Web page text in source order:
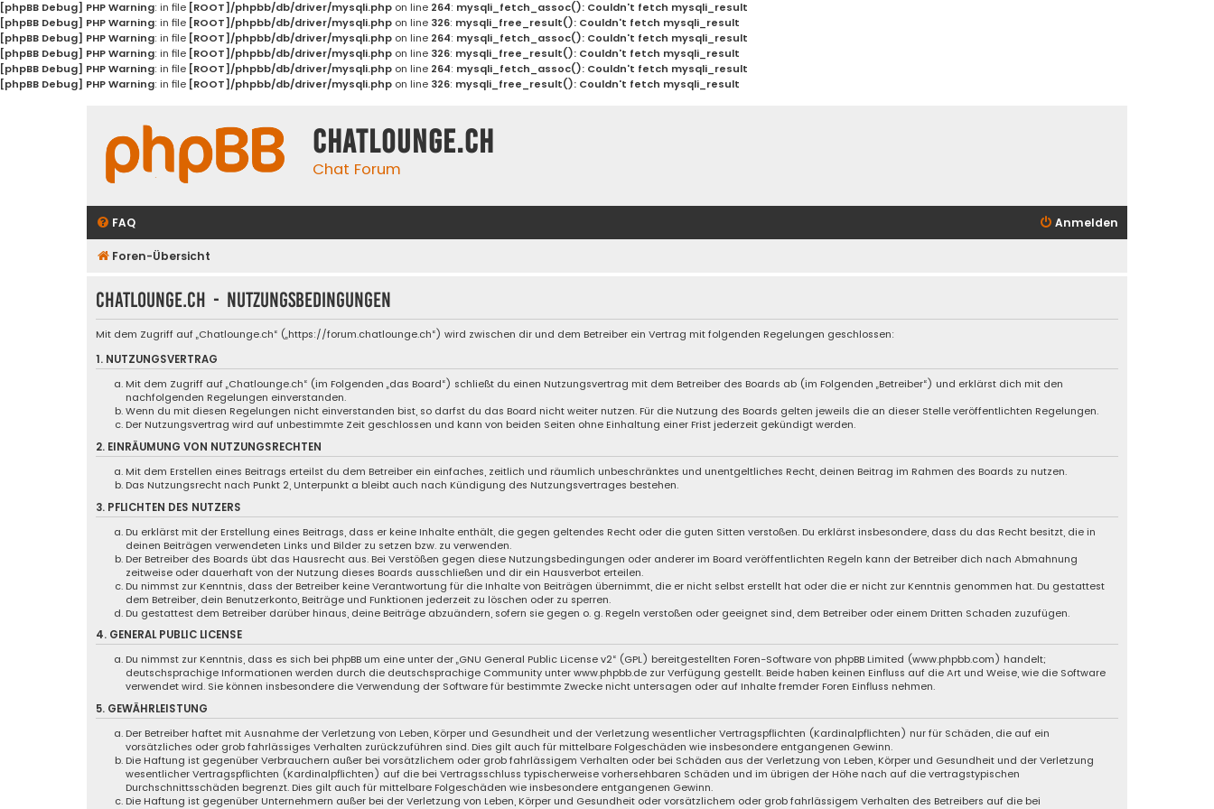
[phpBB Debug] PHP Warning: in file [ROOT]/phpbb/db/driver/mysqli.php on line 264: mysqli_fetch_assoc(): Couldn't fetch mysqli_result
[phpBB Debug] PHP Warning: in file [ROOT]/phpbb/db/driver/mysqli.php on line 326: mysqli_free_result(): Couldn't fetch mysqli_result
[phpBB Debug] PHP Warning: in file [ROOT]/phpbb/db/driver/mysqli.php on line 264: mysqli_fetch_assoc(): Couldn't fetch mysqli_result
[phpBB Debug] PHP Warning: in file [ROOT]/phpbb/db/driver/mysqli.php on line 326: mysqli_free_result(): Couldn't fetch mysqli_result
[phpBB Debug] PHP Warning: in file [ROOT]/phpbb/db/driver/mysqli.php on line 264: mysqli_fetch_assoc(): Couldn't fetch mysqli_result
[phpBB Debug] PHP Warning: in file [ROOT]/phpbb/db/driver/mysqli.php on line 326: mysqli_free_result(): Couldn't fetch mysqli_result
Chatlounge.ch
Chat Forum
FAQ Anmelden
Foren-Übersicht
Chatlounge.ch - Nutzungsbedingungen
Mit dem Zugriff auf „Chatlounge.ch“ („https://forum.chatlounge.ch“) wird zwischen dir und dem Betreiber ein Vertrag mit folgenden Regelungen geschlossen:
1. NUTZUNGSVERTRAG
Mit dem Zugriff auf „Chatlounge.ch“ (im Folgenden „das Board“) schließt du einen Nutzungsvertrag mit dem Betreiber des Boards ab (im Folgenden „Betreiber“) und erklärst dich mit den
nachfolgenden Regelungen einverstanden.
Wenn du mit diesen Regelungen nicht einverstanden bist, so darfst du das Board nicht weiter nutzen. Für die Nutzung des Boards gelten jeweils die an dieser Stelle veröffentlichten Regelungen.
Der Nutzungsvertrag wird auf unbestimmte Zeit geschlossen und kann von beiden Seiten ohne Einhaltung einer Frist jederzeit gekündigt werden.
2. EINRÄUMUNG VON NUTZUNGSRECHTEN
Mit dem Erstellen eines Beitrags erteilst du dem Betreiber ein einfaches, zeitlich und räumlich unbeschränktes und unentgeltliches Recht, deinen Beitrag im Rahmen des Boards zu nutzen.
Das Nutzungsrecht nach Punkt 2, Unterpunkt a bleibt auch nach Kündigung des Nutzungsvertrages bestehen.
3. PFLICHTEN DES NUTZERS
Du erklärst mit der Erstellung eines Beitrags, dass er keine Inhalte enthält, die gegen geltendes Recht oder die guten Sitten verstoßen. Du erklärst insbesondere, dass du das Recht besitzt, die in
deinen Beiträgen verwendeten Links und Bilder zu setzen bzw. zu verwenden.
Der Betreiber des Boards übt das Hausrecht aus. Bei Verstößen gegen diese Nutzungsbedingungen oder anderer im Board veröffentlichten Regeln kann der Betreiber dich nach Abmahnung
zeitweise oder dauerhaft von der Nutzung dieses Boards ausschließen und dir ein Hausverbot erteilen.
Du nimmst zur Kenntnis, dass der Betreiber keine Verantwortung für die Inhalte von Beiträgen übernimmt, die er nicht selbst erstellt hat oder die er nicht zur Kenntnis genommen hat. Du gestattest
dem Betreiber, dein Benutzerkonto, Beiträge und Funktionen jederzeit zu löschen oder zu sperren.
Du gestattest dem Betreiber darüber hinaus, deine Beiträge abzuändern, sofern sie gegen o. g. Regeln verstoßen oder geeignet sind, dem Betreiber oder einem Dritten Schaden zuzufügen.
4. GENERAL PUBLIC LICENSE
Du nimmst zur Kenntnis, dass es sich bei phpBB um eine unter der „GNU General Public License v2“ (GPL) bereitgestellten Foren-Software von phpBB Limited (www.phpbb.com) handelt;
deutschsprachige Informationen werden durch die deutschsprachige Community unter www.phpbb.de zur Verfügung gestellt. Beide haben keinen Einfluss auf die Art und Weise, wie die Software
verwendet wird. Sie können insbesondere die Verwendung der Software für bestimmte Zwecke nicht untersagen oder auf Inhalte fremder Foren Einfluss nehmen.
5. GEWÄHRLEISTUNG
Der Betreiber haftet mit Ausnahme der Verletzung von Leben, Körper und Gesundheit und der Verletzung wesentlicher Vertragspflichten (Kardinalpflichten) nur für Schäden, die auf ein
vorsätzliches oder grob fahrlässiges Verhalten zurückzuführen sind. Dies gilt auch für mittelbare Folgeschäden wie insbesondere entgangenen Gewinn.
Die Haftung ist gegenüber Verbrauchern außer bei vorsätzlichem oder grob fahrlässigem Verhalten oder bei Schäden aus der Verletzung von Leben, Körper und Gesundheit und der Verletzung
wesentlicher Vertragspflichten (Kardinalpflichten) auf die bei Vertragsschluss typischerweise vorhersehbaren Schäden und im übrigen der Höhe nach auf die vertragstypischen
Durchschnittsschäden begrenzt. Dies gilt auch für mittelbare Folgeschäden wie insbesondere entgangenen Gewinn.
Die Haftung ist gegenüber Unternehmern außer bei der Verletzung von Leben, Körper und Gesundheit oder vorsätzlichem oder grob fahrlässigem Verhalten des Betreibers auf die bei